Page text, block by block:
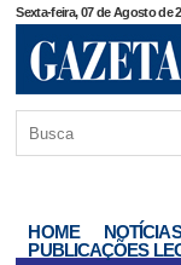
Sexta-feira, 07 de Agosto de
HOME NOTÍCIAS
PUBLICAÇÕES